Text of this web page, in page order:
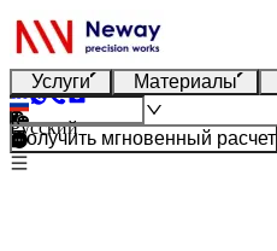
Услуги Материалы
Русский
Получить мгновенный расчет